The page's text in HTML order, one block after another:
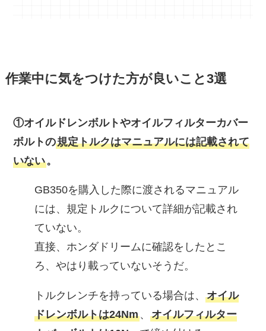
作業中に気をつけた方が良いこと3選
①オイルドレンボルトやオイルフィルターカバー
ボルトの規定トルクはマニュアルには記載されて
いない。
GB350を購入した際に渡されるマニュアル
には、規定トルクについて詳細が記載され
ていない。
直接、ホンダドリームに確認をしたとこ
ろ、やはり載っていないそうだ。
トルクレンチを持っている場合は、オイル
ドレンボルトは24Nm、オイルフィルター